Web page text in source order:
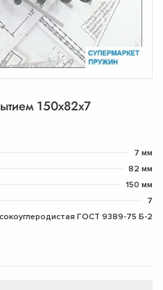
150х82х7
7 мм
82 мм
150 мм
7
ГОСТ 9389-75 Б-2